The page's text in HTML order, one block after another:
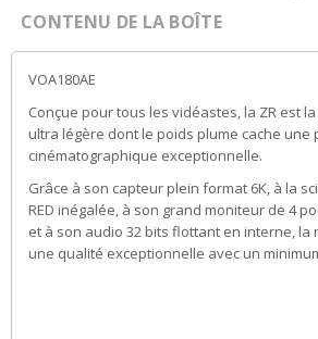
CONTENU DE LA BOÎTE
VOA180AE
Conçue pour tous les vidéastes, la ZR est
ultra légère dont le poids plume cache une
cinématographique exceptionnelle.
Grâce à son capteur plein format 6K, à la
RED inégalée, à son grand moniteur de 4
et à son audio 32 bits flottant en interne, la
une qualité exceptionnelle avec un